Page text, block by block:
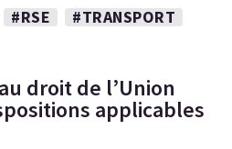
#RSE #TRANSPORT
droit de l’Union
applicables